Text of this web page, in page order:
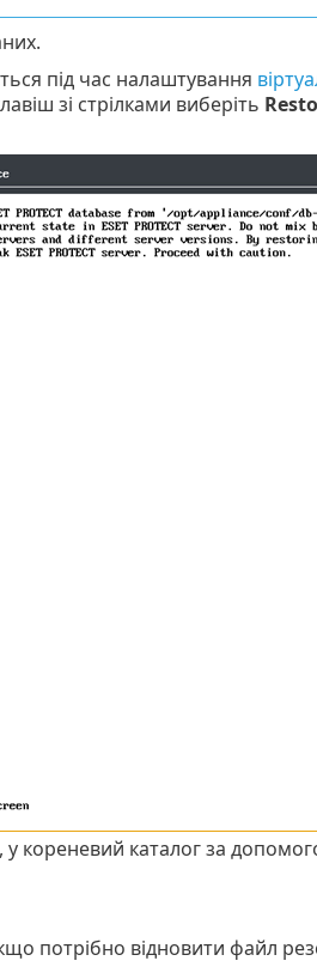
під час налаштування
зі стрілками виберіть
у кореневий каталог за
потрібно відновити файл